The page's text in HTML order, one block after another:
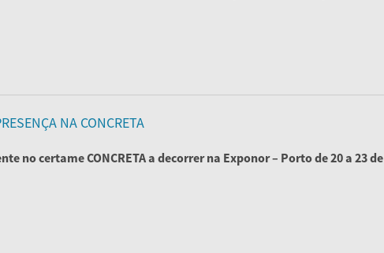
NA CONCRETA
no certame CONCRETA a decorrer na Exponor – Porto de 20 a 23 de